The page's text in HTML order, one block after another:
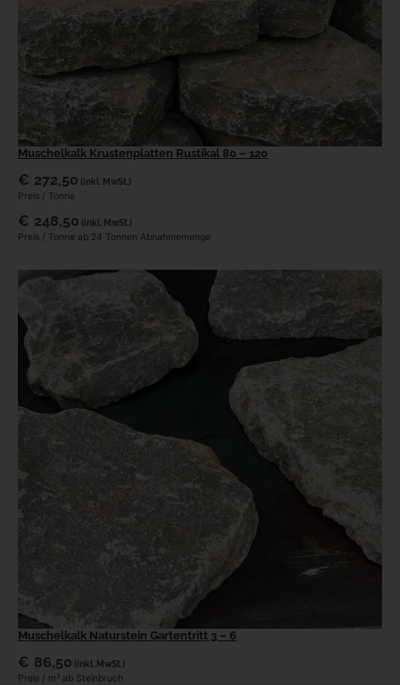
Muschelkalk Krustenplatten Rustikal 80 – 120
€ 272,50 (inkl. MwSt.)
Preis / Tonne
€ 248,50 (inkl. MwSt.)
Preis / Tonne ab 24 Tonnen Abnahmemenge
Muschelkalk Naturstein Gartentritt 3 – 6
€ 86,50 (inkl. MwSt.)
Preis / m² ab Steinbruch